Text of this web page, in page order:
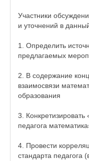
Участники
и уточнений в
1. Определить
предлагаемых
2. В содержание
взаимосвязи
образования
3.
педагога
4. Провести
стандарта педагога